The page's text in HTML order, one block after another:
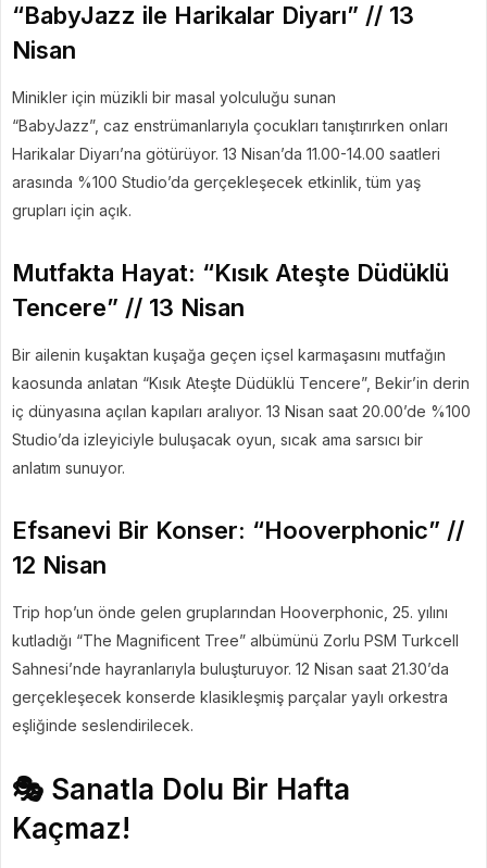
“BabyJazz ile Harikalar Diyarı” // 13
Nisan
Minikler için müzikli bir masal yolculuğu sunan
“BabyJazz”, caz enstrümanlarıyla çocukları tanıştırırken onları
Harikalar Diyarı’na götürüyor. 13 Nisan’da 11.00-14.00 saatleri
arasında %100 Studio’da gerçekleşecek etkinlik, tüm yaş
grupları için açık.
Mutfakta Hayat: “Kısık Ateşte Düdüklü
Tencere” // 13 Nisan
Bir ailenin kuşaktan kuşağa geçen içsel karmaşasını mutfağın
kaosunda anlatan “Kısık Ateşte Düdüklü Tencere”, Bekir’in derin
iç dünyasına açılan kapıları aralıyor. 13 Nisan saat 20.00’de %100
Studio’da izleyiciyle buluşacak oyun, sıcak ama sarsıcı bir
anlatım sunuyor.
Efsanevi Bir Konser: “Hooverphonic” //
12 Nisan
Trip hop’un önde gelen gruplarından Hooverphonic, 25. yılını
kutladığı “The Magnificent Tree” albümünü Zorlu PSM Turkcell
Sahnesi’nde hayranlarıyla buluşturuyor. 12 Nisan saat 21.30’da
gerçekleşecek konserde klasikleşmiş parçalar yaylı orkestra
eşliğinde seslendirilecek.
🎭 Sanatla Dolu Bir Hafta
Kaçmaz!